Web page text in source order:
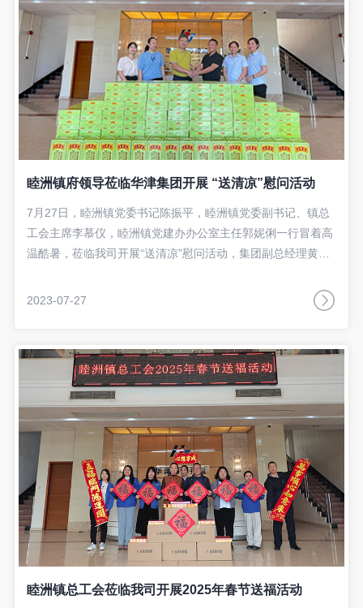
睦洲镇府领导莅临华津集团开展 “送清凉”慰问活动
7月27日，睦洲镇党委书记陈振平，睦洲镇党委副书记、镇总
工会主席李慕仪，睦洲镇党建办办公室主任郭妮俐一行冒着高
温酷暑，莅临我司开展“送清凉”慰问活动，集团副总经理黄文
2023-07-27
睦洲镇总工会莅临我司开展2025年春节送福活动